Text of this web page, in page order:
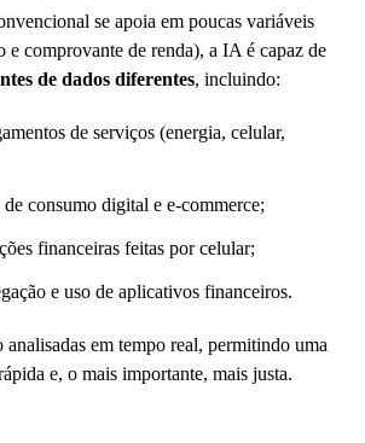
se apoia em poucas variáveis
e comprovante de renda), a IA é capaz de
de dados diferentes, incluindo:
de serviços (energia, celular,
consumo digital e e-commerce;
financeiras feitas por celular;
e uso de aplicativos financeiros.
analisadas em tempo real, permitindo uma
e, o mais importante, mais justa.